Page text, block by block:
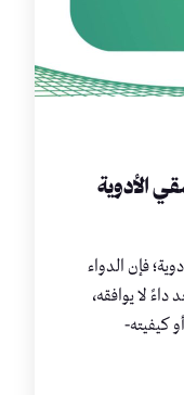
الأدوية
فإن الدواء
داءً لا يوافقه،
كيفيته-